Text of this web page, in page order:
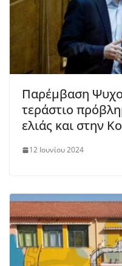
Παρέμβαση
τεράστιο
ελιάς και στην
12 Ιουνίου 2024